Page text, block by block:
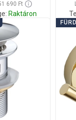
690 Ft
Raktáron
Kedvenc